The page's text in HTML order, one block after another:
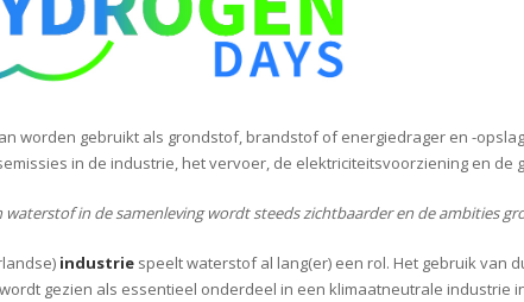
worden gebruikt als grondstof, brandstof of energiedrager en -
in de industrie, het vervoer, de elektriciteitsvoorziening en de
waterstof in de samenleving wordt steeds zichtbaarder en de ambities
industriespeelt waterstof al lang(er) een rol. Het gebruik van
gezien als essentieel onderdeel in een klimaatneutrale industrie